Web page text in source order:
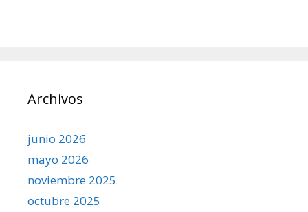
Archivos
junio 2026
mayo 2026
noviembre 2025
octubre 2025